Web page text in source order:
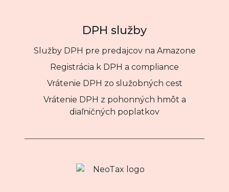
DPH služby
Služby DPH pre predajcov na Amazone
Registrácia k DPH a compliance
Vrátenie DPH zo služobných cest
Vrátenie DPH z pohonných hmôt a
diaľničných poplatkov